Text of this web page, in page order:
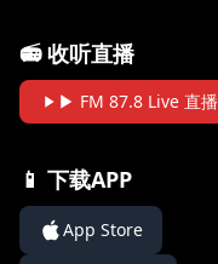
📻 收听直播
▶ FM 87.8 Live 直播
📱 下载APP
App Store